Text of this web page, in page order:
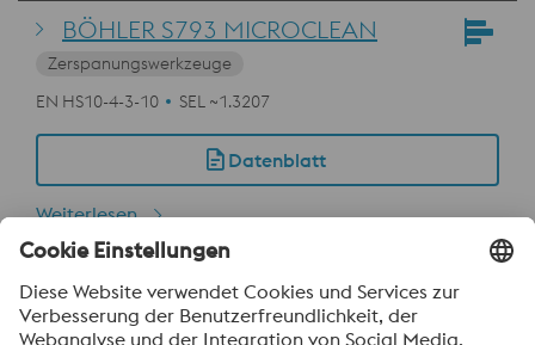
BÖHLER S793 MICROCLEAN
Zerspanungswerkzeuge
EN HS10-4-3-10
SEL ~1.3207
Datenblatt
Weiterlesen
Uddeholm Vanadis 23 SuperClean
Kaltarbeit